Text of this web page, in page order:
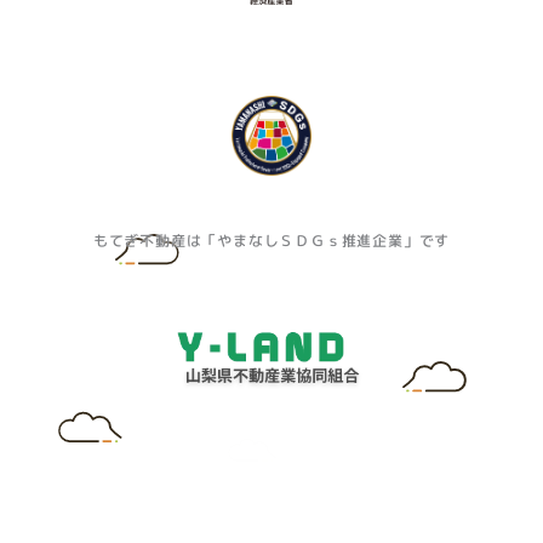
もてぎ不動産は「やまなしＳＤＧｓ推進企業」です